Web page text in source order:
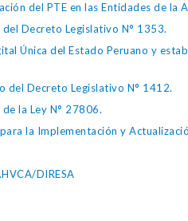
del PTE en las Entidades de la
Decreto Legislativo N° 1353.
Única del Estado Peruano y
del Decreto Legislativo N° 1412.
la Ley N° 27806.
la Implementación y
DIRESA